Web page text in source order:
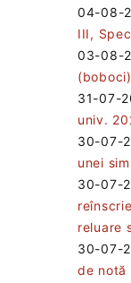
04-08-
III,
03-08-
(boboci)
31-07-
univ.
30-07-
unei
30-07-
reluare
30-07-
de notă